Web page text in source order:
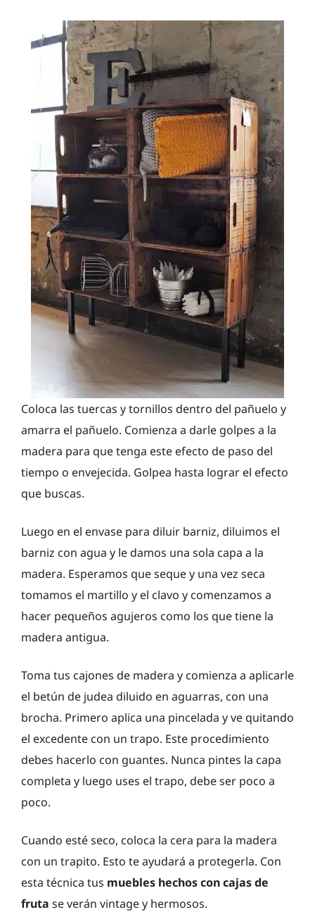
Coloca las tuercas y tornillos dentro del pañuelo y
amarra el pañuelo. Comienza a darle golpes a la
madera para que tenga este efecto de paso del
tiempo o envejecida. Golpea hasta lograr el efecto
que buscas.
Luego en el envase para diluir barniz, diluimos el
barniz con agua y le damos una sola capa a la
madera. Esperamos que seque y una vez seca
tomamos el martillo y el clavo y comenzamos a
hacer pequeños agujeros como los que tiene la
madera antigua.
Toma tus cajones de madera y comienza a aplicarle
el betún de judea diluido en aguarras, con una
brocha. Primero aplica una pincelada y ve quitando
el excedente con un trapo. Este procedimiento
debes hacerlo con guantes. Nunca pintes la capa
completa y luego uses el trapo, debe ser poco a
poco.
Cuando esté seco, coloca la cera para la madera
con un trapito. Esto te ayudará a protegerla. Con
esta técnica tus muebles hechos con cajas de
fruta se verán vintage y hermosos.